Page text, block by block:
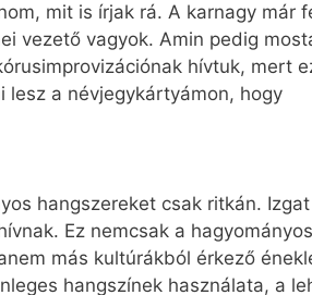
mit is írjak rá. A karnagy már
vezető vagyok. Amin pedig
hívtuk, mert
a névjegykártyámon, hogy
hangszereket csak ritkán.
Ez nemcsak a hagyományos
más kultúrákból érkező
hangszínek használata, a